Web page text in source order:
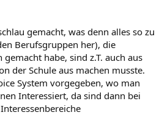
gemacht, was denn alles so zu
Berufsgruppen her), die
habe, sind z.T. auch aus
der Schule aus machen musste.
System vorgegeben, wo man
Interessiert, da sind dann bei